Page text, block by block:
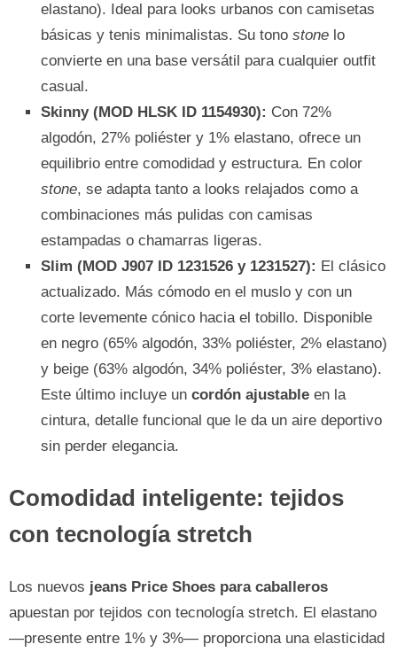
elastano). Ideal para looks urbanos con camisetas
básicas y tenis minimalistas. Su tono stone lo
convierte en una base versátil para cualquier outfit
casual.
Skinny (MOD HLSK ID 1154930): Con 72%
algodón, 27% poliéster y 1% elastano, ofrece un
equilibrio entre comodidad y estructura. En color
stone, se adapta tanto a looks relajados como a
combinaciones más pulidas con camisas
estampadas o chamarras ligeras.
Slim (MOD J907 ID 1231526 y 1231527): El clásico
actualizado. Más cómodo en el muslo y con un
corte levemente cónico hacia el tobillo. Disponible
en negro (65% algodón, 33% poliéster, 2% elastano)
y beige (63% algodón, 34% poliéster, 3% elastano).
Este último incluye un cordón ajustable en la
cintura, detalle funcional que le da un aire deportivo
sin perder elegancia.
Comodidad inteligente: tejidos
con tecnología stretch
Los nuevos jeans Price Shoes para caballeros
apuestan por tejidos con tecnología stretch. El elastano
—presente entre 1% y 3%— proporciona una elasticidad